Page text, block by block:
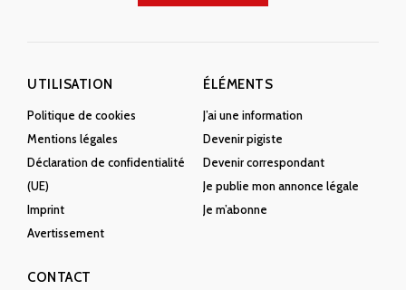
UTILISATION
Politique de cookies
Mentions légales
Déclaration de confidentialité
(UE)
Imprint
Avertissement
ÉLÉMENTS
J’ai une information
Devenir pigiste
Devenir correspondant
Je publie mon annonce légale
Je m’abonne
CONTACT